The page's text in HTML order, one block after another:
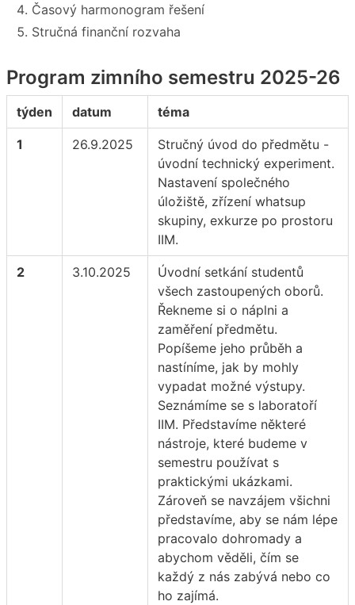
Časový harmonogram řešení
Stručná finanční rozvaha
Program zimního semestru 2025-26
týden datum téma
1 26.9.2025
Stručný úvod do předmětu -
úvodní technický experiment.
Nastavení společného
úložiště, zřízení whatsup
skupiny, exkurze po prostoru
IIM.
2 3.10.2025
Úvodní setkání studentů
všech zastoupených oborů.
Řekneme si o náplni a
zaměření předmětu.
Popíšeme jeho průběh a
nastíníme, jak by mohly
vypadat možné výstupy.
Seznámíme se s laboratoří
IIM. Představíme některé
nástroje, které budeme v
semestru používat s
praktickými ukázkami.
Zároveň se navzájem všichni
představíme, aby se nám lépe
pracovalo dohromady a
abychom věděli, čím se
každý z nás zabývá nebo co
ho zajímá.